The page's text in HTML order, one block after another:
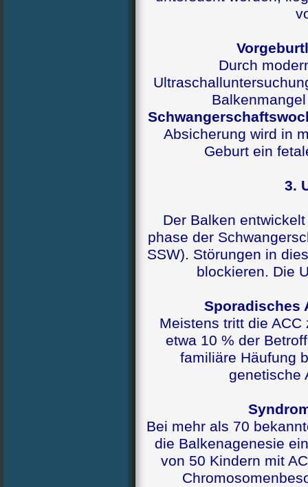
Durch
Absicherung wird in
Geburt ein
3.
Der Balken
phase der
SSW). Störungen in
blockieren. Die
Sporadisches
Meistens tritt die
etwa 10 % der
familiäre Häufung
genetische
Bei mehr als 70
die Balkenagenesie
von 50 Kindern mit